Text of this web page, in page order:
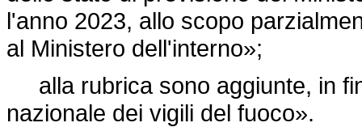
l'anno 2023, allo scopo
al Ministero dell'interno»;
alla rubrica sono aggiunte, in
nazionale dei vigili del fuoco».